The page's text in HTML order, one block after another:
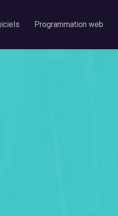
Programmation web